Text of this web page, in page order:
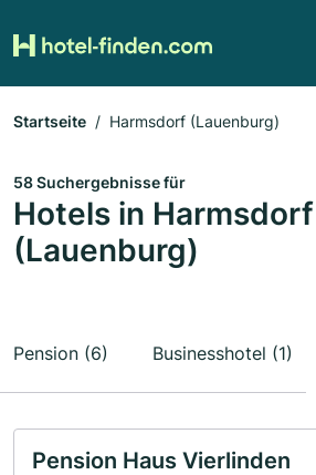
Startseite Harmsdorf (Lauenburg)
58 Suchergebnisse für
Hotels in Harmsdorf
(Lauenburg)
Pension (6) Businesshotel (1)
Pension Haus Vierlinden